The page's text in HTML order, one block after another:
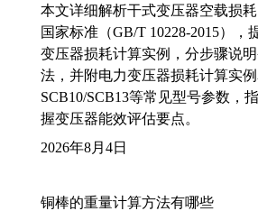
本文详细解析干式变压器空载损
国家标准（GB/T 10228-2015），
变压器损耗计算实例，分步骤说
法，并附电力变压器损耗计算实
SCB10/SCB13等常见型号参数，
握变压器能效评估要点。
2026年8月4日
铜棒的重量计算方法有哪些